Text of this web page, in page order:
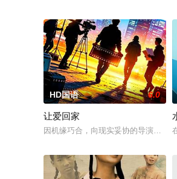
HD国语 6.0
让爱回家
因机缘巧合，向现实妥协的导演朱达